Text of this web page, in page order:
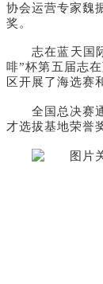
协会运营专家魏
奖。
志在蓝天国
啡”杯第五届志
区开展了海选赛
全国总决赛
才选拔基地荣誉